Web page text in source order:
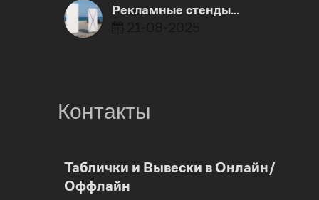
Рекламные стенды…
Контакты
Таблички и Вывески в Онлайн/
Оффлайн